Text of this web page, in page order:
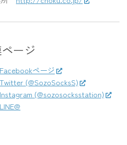
ージ
ページ
(@SozoSocksS)
(@sozosocksstation)